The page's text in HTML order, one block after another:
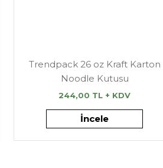
Trendpack 26 oz Kraft Karton
Noodle Kutusu
244,00 TL + KDV
İncele